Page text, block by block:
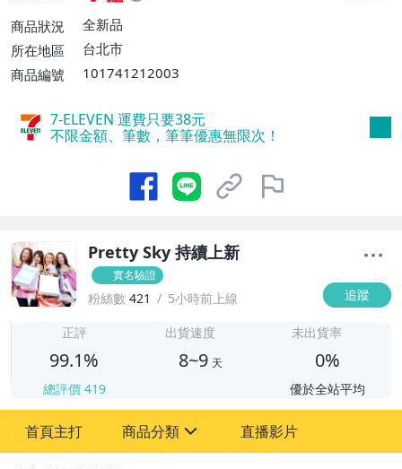
運費】、宅配/貨運【單件運費$80、滿3件
或消費滿$1000免運費】
商品狀況
全新品
所在地區
台北市
商品編號
101741212003
7-ELEVEN 運費只要38元
不限金額、筆數，筆筆優惠無限次！
Pretty Sky 持續上新
實名驗證
粉絲數 421 5小時前上線 追蹤
正評
99.1%
總評價 419
出貨速度
8~9 天
未出貨率
0%
優於全站平均
首頁主打 商品分類 直播影片